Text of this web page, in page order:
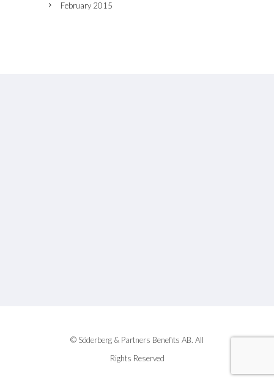
February 2015
© Söderberg & Partners Benefits AB. All
Rights Reserved